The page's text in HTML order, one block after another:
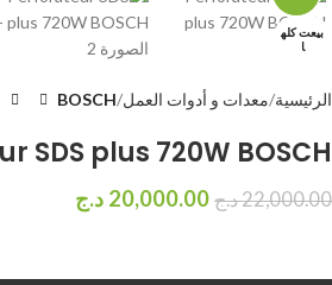
بيعت كله
ا
الرئيسية معدات و أدوات العمل BOSCH
SDS plus 720W BOSCH
22,000.00د.ج 20,000.00 د.ج